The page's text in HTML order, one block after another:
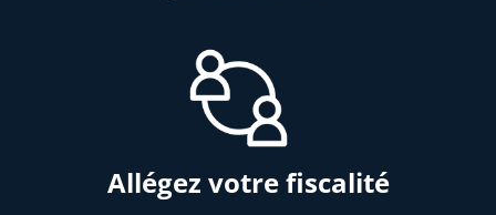
Allégez votre fiscalité